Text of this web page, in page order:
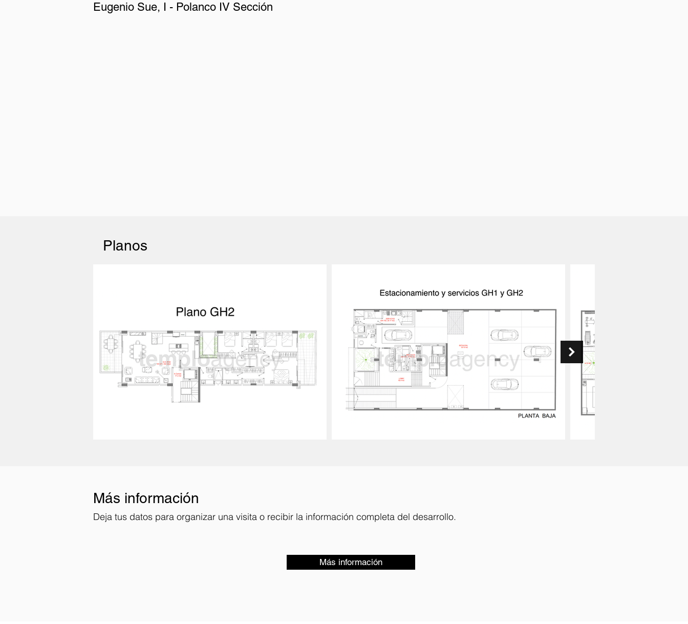
Eugenio Sue, I - Polanco IV Sección
Planos
Más información
Deja tus datos para organizar una visita o recibir la información completa del desarrollo.
Más información